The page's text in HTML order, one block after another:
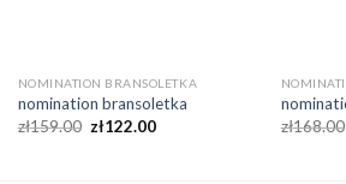
NOMINATION BRANSOLETKA
nomination bransoletka
zł159.00 zł122.00
zł168.00